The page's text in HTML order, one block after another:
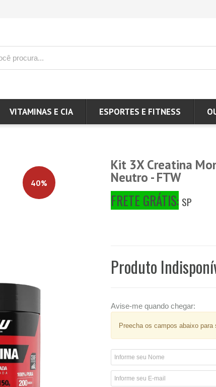
VITAMINAS E CIA ESPORTES E FITNESS
40%
Kit 3X Creatina
Neutro - FTW
FRETE GRÁTIS: SP
Produto
Avise-me quando chegar:
Preecha os campos abaixo